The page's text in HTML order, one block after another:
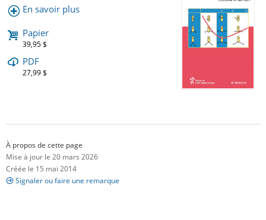
En savoir plus
Papier
39,95 $
PDF
27,99 $
À propos de cette page
Mise à jour le 20 mars 2026
Créée le 15 mai 2014
Signaler ou faire une remarque